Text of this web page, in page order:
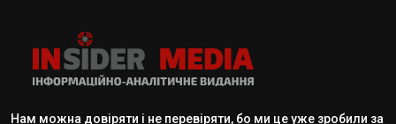
Нам можна довіряти і не перевіряти, бо ми це уже зробили за